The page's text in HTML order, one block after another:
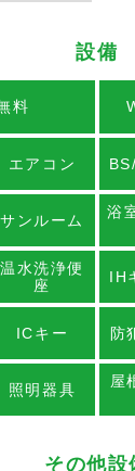
設備
料
エアコン
サンルーム
浴
温水洗浄便
座
IH
ICキー 防
照明器具
屋
その他設